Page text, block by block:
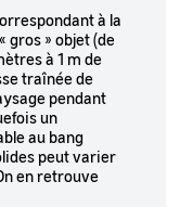
à la
gros » objet (de
à 1 m de
traînée de
pendant
un
au bang
peut varier
en retrouve